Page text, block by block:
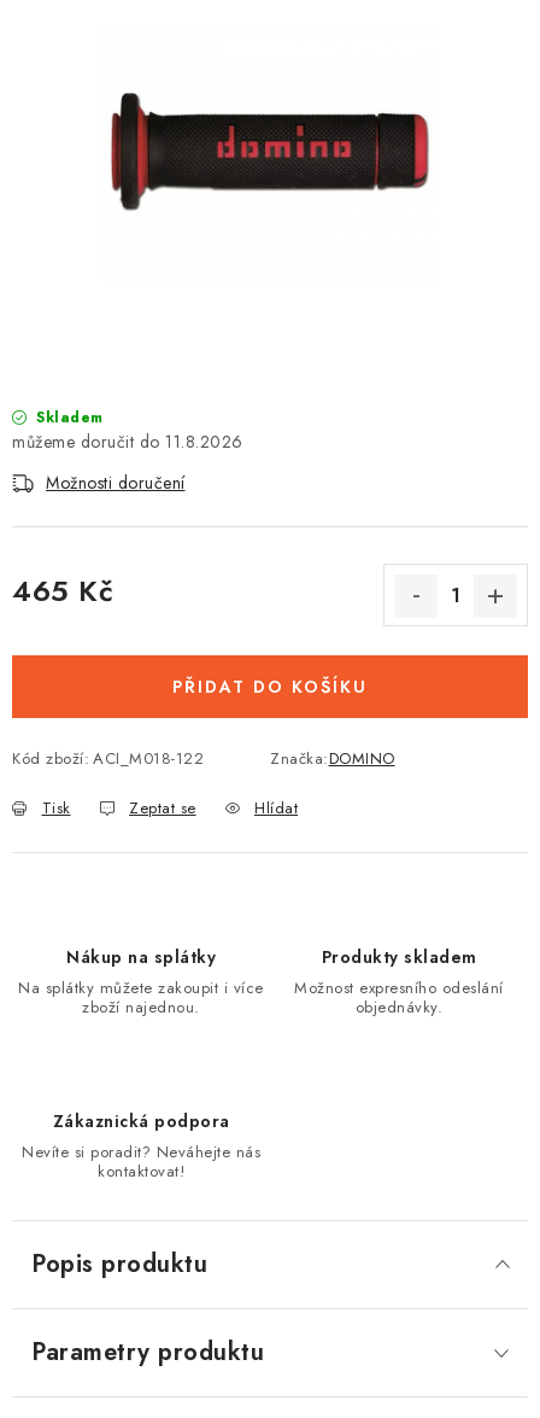
NÁPLNĚ A KAPALINY
NÁHRADNÍ DÍLY
Skladem
11.8.2026
Možnosti doručení
465 Kč
PŘIDAT DO KOŠÍKU
Kód zboží: ACI_M018-122 Značka:DOMINO
Tisk Zeptat se Hlídat
Nákup na splátky
Na splátky můžete zakoupit i více
zboží najednou.
Produkty skladem
Možnost expresního odeslání
objednávky.
Zákaznická podpora
Nevíte si poradit? Neváhejte nás
kontaktovat!
Popis produktu
Parametry produktu